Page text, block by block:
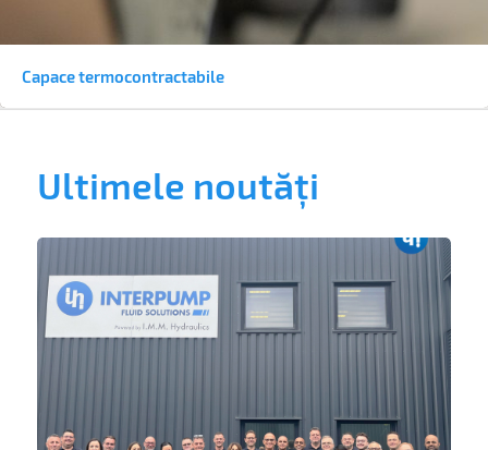
Capace termocontractabile
Ultimele noutăți